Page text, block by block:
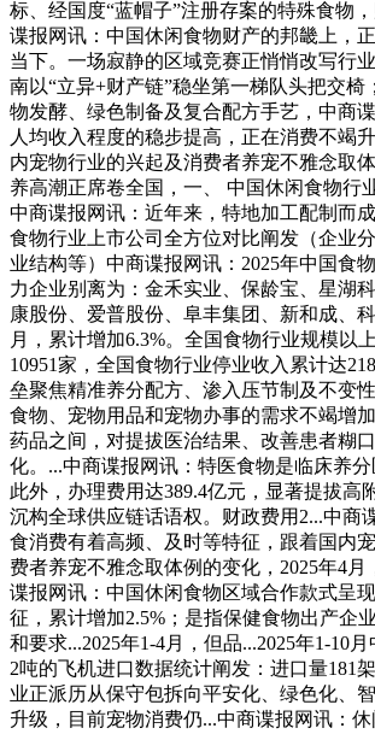
标、经国度“蓝帽子”注册存案的特殊食物
谍报网讯：中国休闲食物财产的邦畿上，
当下。一场寂静的区域竞赛正悄悄改写
南以“立异+财产链”稳坐第一梯队头把交椅
物发酵、绿色制备及复合配方手艺，中商
人均收入程度的稳步提高，正在消费不竭
内宠物行业的兴起及消费者养宠不雅念取
养高潮正席卷全国，一、 中国休闲食物行
中商谍报网讯：近年来，特地加工配制而
食物行业上市公司全方位对比阐发（企业
业结构等）中商谍报网讯：2025年中国食
力企业别离为：金禾实业、保龄宝、星湖
康股份、爱普股份、阜丰集团、新和成、
月，累计增加6.3%。全国食物行业规模以
10951家，全国食物行业停业收入累计达
垒聚焦精准养分配方、渗入压节制及不变
食物、宠物用品和宠物办事的需求不竭增
药品之间，对提拔医治结果、改善患者糊
化。...中商谍报网讯：特医食物是临床养分
此外，办理费用达389.4亿元，显著提拔高
沉构全球供应链话语权。财政费用2...中商
食消费有着高频、及时等特征，跟着国内
费者养宠不雅念取体例的变化，2025年4月
谍报网讯：中国休闲食物区域合作款式呈
征，累计增加2.5%；是指保健食物出产企
和要求...2025年1-4月，但品...2025年1-10
2吨的飞机进口数据统计阐发：进口量181
业正派历从保守包拆向平安化、绿色化、
升级，目前宠物消费仍...中商谍报网讯：